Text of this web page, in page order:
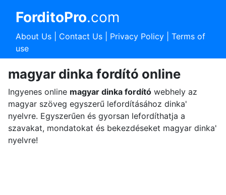
ForditoPro.com
About Us| Contact Us| Privacy Policy| Terms of
use
magyar dinka fordító online
Ingyenes online magyar dinka fordítówebhely az
magyar szöveg egyszerű lefordításához dinka'
nyelvre. Egyszerűen és gyorsan lefordíthatja a
szavakat, mondatokat és bekezdéseket magyar dinka'
nyelvre!